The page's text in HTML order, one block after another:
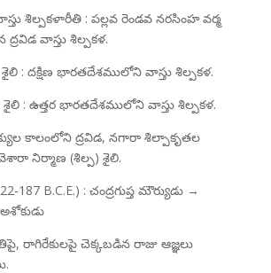
శిల్పకళారీతి : పల్లవ రెండవ నరసింహ వర్మ
ద్రవిడ వాస్తు శిల్పకళ.
: దక్షిణ భారతదేశములోని వాస్తు శిల్పకళ.
: ఉత్తర భారతదేశములోని వాస్తు శిల్పకళ.
కాలంలోని ద్రవిడ, నగారా శిల్పాకృతల
నిర్మాణ (శిల్ప) శైలి.
187 B.C.E.) : చంద్రగుప్త మౌర్యుడు →
రాగిరేకులపై చెక్కబడిన రాజు ఆజ్ఞలు